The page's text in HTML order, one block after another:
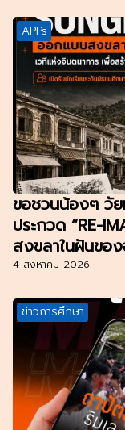
APPs
ขอชวนน้องๆ วัย
ประกวด “RE-
สงขลาในฝันขอ
4 สิงหาคม 2026
ข่าวการศึกษา